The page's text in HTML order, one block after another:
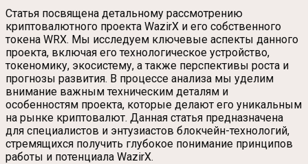
Статья посвящена детальному рассмотрению
криптовалютного проекта WazirX и его собственного
токена WRX. Мы исследуем ключевые аспекты данного
проекта, включая его технологическое устройство,
токеномику, экосистему, а также перспективы роста и
прогнозы развития. В процессе анализа мы уделим
внимание важным техническим деталям и
особенностям проекта, которые делают его уникальным
на рынке криптовалют. Данная статья предназначена
для специалистов и энтузиастов блокчейн-технологий,
стремящихся получить глубокое понимание принципов
работы и потенциала WazirX.